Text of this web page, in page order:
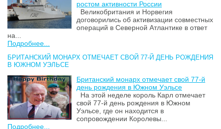
ростом активности России
Великобритания и Норвегия
договорились об активизации совместных
операций в Северной Атлантике в ответ
на...
Подробнее...
БРИТАНСКИЙ МОНАРХ ОТМЕЧАЕТ СВОЙ 77-Й ДЕНЬ РОЖДЕНИЯ
В ЮЖНОМ УЭЛЬСЕ
Британский монарх отмечает свой 77-й
день рождения в Южном Уэльсе
На этой неделе король Карл отмечает
свой 77-й день рождения в Южном
Уэльсе, где он находится в
сопровождении Королевы...
Подробнее...